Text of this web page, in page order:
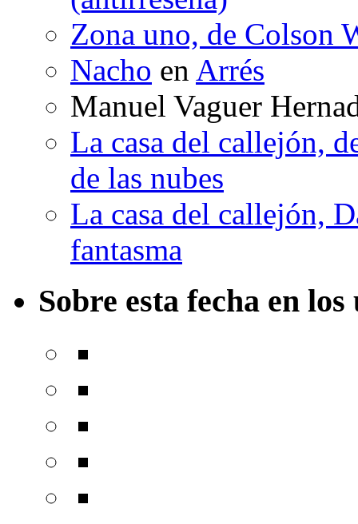
Zona uno, de Colson
Nacho en Arrés
Manuel Vaguer
La casa del callejón,
de las nubes
La casa del callejón,
fantasma
Sobre esta fecha en